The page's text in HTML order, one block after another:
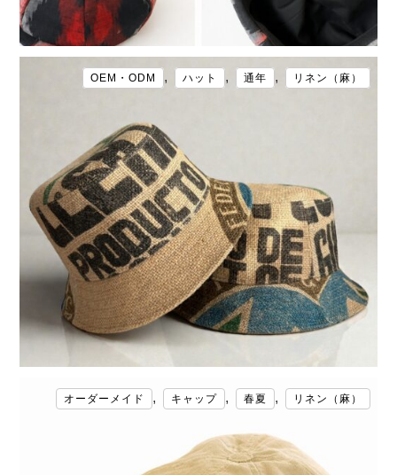
OEM・ODM , ハット , 通年 , リネン（麻）
オーダーメイド , キャップ , 春夏 , リネン（麻）